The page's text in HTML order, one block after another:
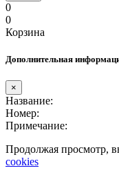
0
0
Корзина
Дополнительная
×
Название:
Номер:
Примечание:
Продолжая просмотр,
cookies